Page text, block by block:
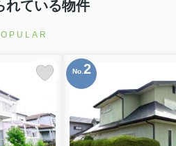
れている物件
No. 2